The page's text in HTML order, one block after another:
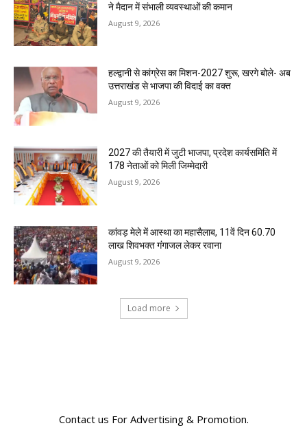
ने मैदान में संभाली व्यवस्थाओं की कमान
August 9, 2026
हल्द्वानी से कांग्रेस का मिशन-2027 शुरू, खरगे बोले- अब
उत्तराखंड से भाजपा की विदाई का वक्त
August 9, 2026
2027 की तैयारी में जुटी भाजपा, प्रदेश कार्यसमिति में
178 नेताओं को मिली जिम्मेदारी
August 9, 2026
कांवड़ मेले में आस्था का महासैलाब, 11वें दिन 60.70
लाख शिवभक्त गंगाजल लेकर रवाना
August 9, 2026
Load more
Contact us For Advertising & Promotion.